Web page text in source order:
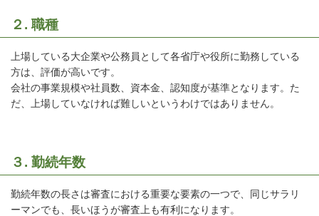
２. 職種
上場している大企業や公務員として各省庁や役所に勤務している
方は、評価が高いです。
会社の事業規模や社員数、資本金、認知度が基準となります。た
だ、上場していなければ難しいというわけではありません。
３. 勤続年数
勤続年数の長さは審査における重要な要素の一つで、同じサラリ
ーマンでも、長いほうが審査上も有利になります。